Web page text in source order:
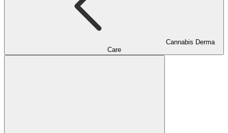
Cannabis Derma
Care